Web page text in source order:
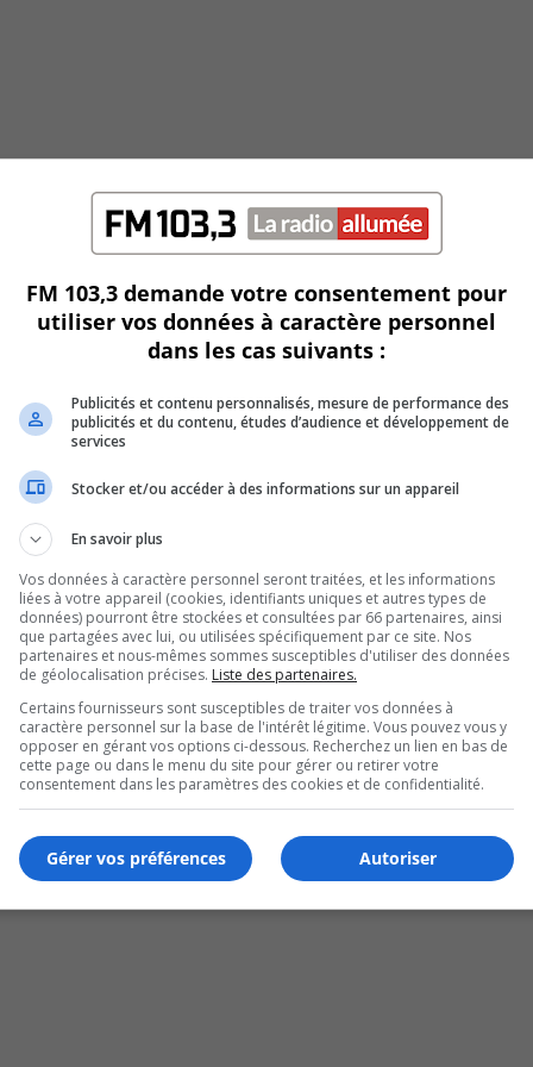
de St-Lambert
émotions et la musique se rencontrent avec éclat.
de St-Lambert depuis maintenant quatre ans, vient
œuvre qui promet de faire voyager le public à travers des
ce concert réunira des choristes passionnés prêts à
puissantes, moments plus intimistes et énergie
une solide réputation grâce à des productions
J’ai tant dansé, le public pourra découvrir un répertoire
qui mise sur la sensibilité musicale autant que
cathédrale sonore… et de donner envie de fredonner
FM 103,3 demande votre consentement pour
utiliser vos données à caractère personnel
dans les cas suivants :
Publicités et contenu personnalisés, mesure de performance des
publicités et du contenu, études d’audience et développement de
services
Stocker et/ou accéder à des informations sur un appareil
En savoir plus
Vos données à caractère personnel seront traitées, et les informations
liées à votre appareil (cookies, identifiants uniques et autres types de
données) pourront être stockées et consultées par 66 partenaires, ainsi
que partagées avec lui, ou utilisées spécifiquement par ce site. Nos
partenaires et nous-mêmes sommes susceptibles d'utiliser des données
de géolocalisation précises. Liste des partenaires.
Certains fournisseurs sont susceptibles de traiter vos données à
caractère personnel sur la base de l'intérêt légitime. Vous pouvez vous y
opposer en gérant vos options ci-dessous. Recherchez un lien en bas de
cette page ou dans le menu du site pour gérer ou retirer votre
consentement dans les paramètres des cookies et de confidentialité.
Autoriser
Gérer vos préférences